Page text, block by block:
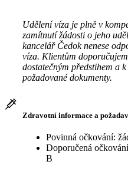
Udělení víza je plně v
zamítnutí žádosti o jeho
kancelář Čedok nenese
víza. Klientům
dostatečným předstihem a
požadované dokumenty.
Zdravotní informace a
Povinná očkování:
Doporučená
B